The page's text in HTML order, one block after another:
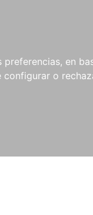
en
configurar o